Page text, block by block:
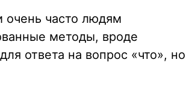
часто людям
методы, вроде
ответа на вопрос «что», но